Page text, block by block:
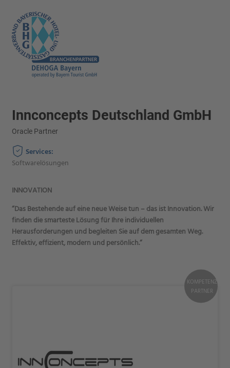
KOMPETENZ
PARTNER
Innconcepts Deutschland GmbH
Oracle Partner
Services:
Softwarelösungen
INNOVATION
“Das Bestehende auf eine neue Weise tun – das ist Innovation. Wir
finden die smarteste Lösung für Ihre individuellen
Herausforderungen und begleiten Sie auf dem gesamten Weg.
Effektiv, effizient, modern und persönlich.“